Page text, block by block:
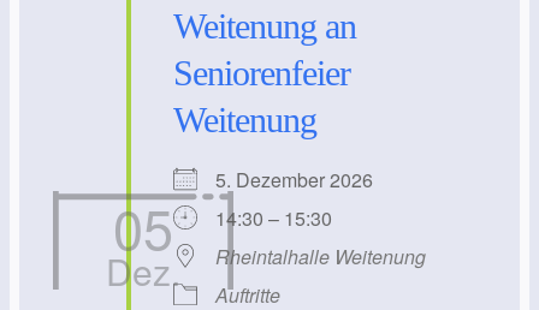
05
Dez.
Weitenung an
Seniorenfeier
Weitenung
5. Dezember 2026
14:30 – 15:30
Rheintalhalle Weitenung
Auftritte